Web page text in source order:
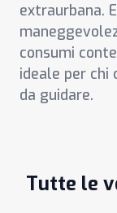
extraurbana.
consumi
ideale per chi
da guidare.
Tutte le